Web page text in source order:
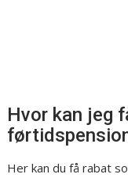
Hvor kan jeg
Her kan du få rabat